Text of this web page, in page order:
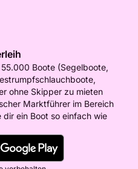
Boote (Segelboote,
ohne Skipper zu mieten
Marktführer im Bereich
ein Boot so einfach wie